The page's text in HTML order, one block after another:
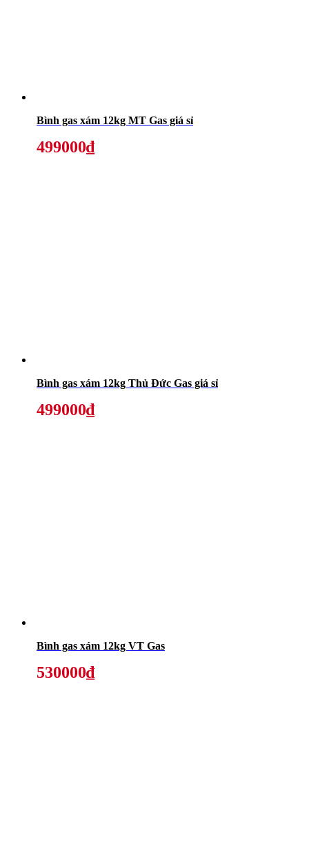
Bình gas xám 12kg MT Gas giá sỉ
499000₫
Bình gas xám 12kg Thủ Đức Gas giá sỉ
499000₫
Bình gas xám 12kg VT Gas
530000₫